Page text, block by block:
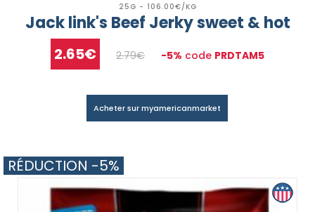
25G - 106.00€/KG
Jack link's Beef Jerky sweet & hot
2.65€ 2.79€ -5% code PRDTAM5
Acheter sur myamericanmarket
RÉDUCTION -5%